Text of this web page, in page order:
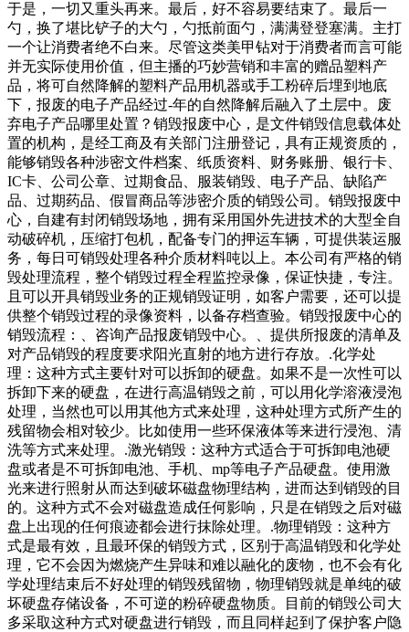
于是，一切又重头再来。最后，好不容易要结束了。最后一
勺，换了堪比铲子的大勺，勺抵前面勺，满满登登塞满。主打
一个让消费者绝不白来。尽管这类美甲钻对于消费者而言可能
并无实际使用价值，但主播的巧妙营销和丰富的赠品塑料产
品，将可自然降解的塑料产品用机器或手工粉碎后埋到地底
下，报废的电子产品经过-年的自然降解后融入了土层中。废
弃电子产品哪里处置？销毁报废中心，是文件销毁信息载体处
置的机构，是经工商及有关部门注册登记，具有正规资质的，
能够销毁各种涉密文件档案、纸质资料、财务账册、银行卡、
IC卡、公司公章、过期食品、服装销毁、电子产品、缺陷产
品、过期药品、假冒商品等涉密介质的销毁公司。销毁报废中
心，自建有封闭销毁场地，拥有采用国外先进技术的大型全自
动破碎机，压缩打包机，配备专门的押运车辆，可提供装运服
务，每日可销毁处理各种介质材料吨以上。本公司有严格的销
毁处理流程，整个销毁过程全程监控录像，保证快捷，专注。
且可以开具销毁业务的正规销毁证明，如客户需要，还可以提
供整个销毁过程的录像资料，以备存档查验。销毁报废中心的
销毁流程：、咨询产品报废销毁中心。、提供所报废的清单及
对产品销毁的程度要求阳光直射的地方进行存放。.化学处
理：这种方式主要针对可以拆卸的硬盘。如果不是一次性可以
拆卸下来的硬盘，在进行高温销毁之前，可以用化学溶液浸泡
处理，当然也可以用其他方式来处理，这种处理方式所产生的
残留物会相对较少。比如使用一些环保液体等来进行浸泡、清
洗等方式来处理。.激光销毁：这种方式适合于可拆卸电池硬
盘或者是不可拆卸电池、手机、mp等电子产品硬盘。使用激
光来进行照射从而达到破坏磁盘物理结构，进而达到销毁的目
的。这种方式不会对磁盘造成任何影响，只是在销毁之后对磁
盘上出现的任何痕迹都会进行抹除处理。.物理销毁：这种方
式是最有效，且最环保的销毁方式，区别于高温销毁和化学处
理，它不会因为燃烧产生异味和难以融化的废物，也不会有化
学处理结束后不好处理的销毁残留物，物理销毁就是单纯的破
坏硬盘存储设备，不可逆的粉碎硬盘物质。目前的销毁公司大
多采取这种方式对硬盘进行销毁，而且同样起到了保护客户隐